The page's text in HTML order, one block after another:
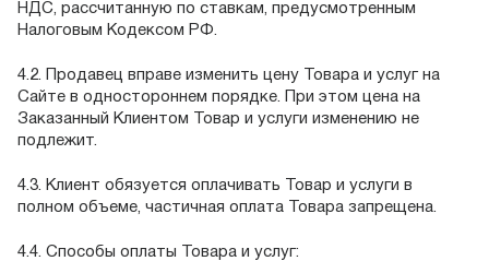
НДС, рассчитанную по ставкам, предусмотренным
Налоговым Кодексом РФ.
4.2. Продавец вправе изменить цену Товара и услуг на
Сайте в одностороннем порядке. При этом цена на
Заказанный Клиентом Товар и услуги изменению не
подлежит.
4.3. Клиент обязуется оплачивать Товар и услуги в
полном объеме, частичная оплата Товара запрещена.
4.4. Способы оплаты Товара и услуг: